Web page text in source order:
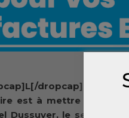
dropcap]e
est à mettre à l’actif
Dussuyer, le